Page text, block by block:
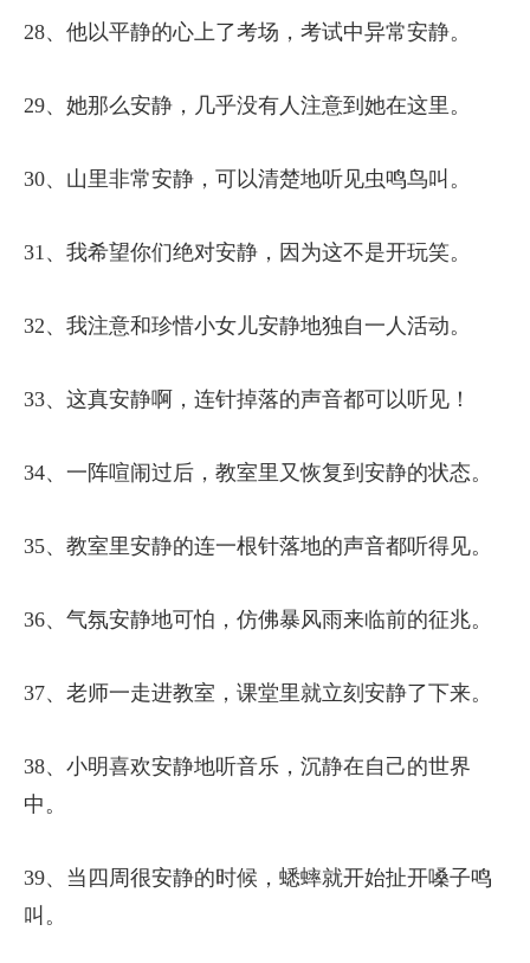
28、他以平静的心上了考场，考试中异常安静。
29、她那么安静，几乎没有人注意到她在这里。
30、山里非常安静，可以清楚地听见虫鸣鸟叫。
31、我希望你们绝对安静，因为这不是开玩笑。
32、我注意和珍惜小女儿安静地独自一人活动。
33、这真安静啊，连针掉落的声音都可以听见！
34、一阵喧闹过后，教室里又恢复到安静的状态。
35、教室里安静的连一根针落地的声音都听得见。
36、气氛安静地可怕，仿佛暴风雨来临前的征兆。
37、老师一走进教室，课堂里就立刻安静了下来。
38、小明喜欢安静地听音乐，沉静在自己的世界
中。
39、当四周很安静的时候，蟋蟀就开始扯开嗓子鸣
叫。